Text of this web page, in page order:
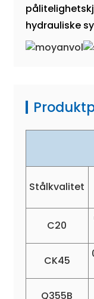
hydrauliske
Stålkvalitet
C20
CK45
Q355B